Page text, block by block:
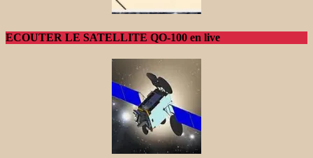
ECOUTER LE SATELLITE QO-100 en live